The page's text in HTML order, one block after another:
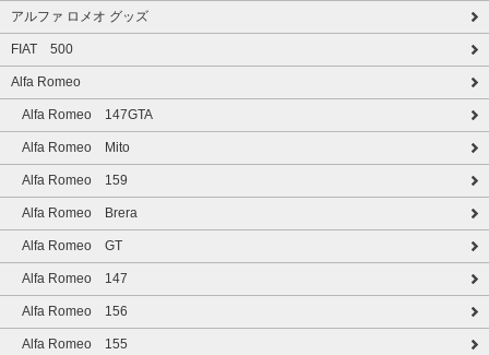
アルファ ロメオ グッズ
FIAT 500
Alfa Romeo
Alfa Romeo 147GTA
Alfa Romeo Mito
Alfa Romeo 159
Alfa Romeo Brera
Alfa Romeo GT
Alfa Romeo 147
Alfa Romeo 156
Alfa Romeo 155